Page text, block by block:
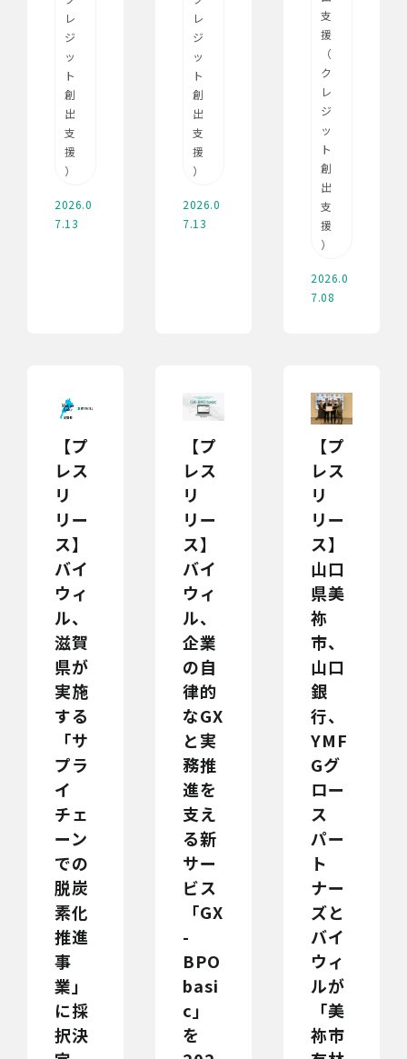
レ
ジ
ッ
ト
創
出
支
援
）
2026.0
7.13
レ
ジ
ッ
ト
創
出
支
援
）
2026.0
7.13
支
援
（
ク
レ
ジ
ッ
ト
創
出
支
援
）
2026.0
7.08
【プ
レス
リ
リー
ス】
バイ
ウィ
ル、
滋賀
県が
実施
する
「サ
プラ
イ
チェ
ーン
での
脱炭
素化
推進
事
業」
に採
択決
【プ
レス
リ
リー
ス】
バイ
ウィ
ル、
企業
の自
律的
なGX
と実
務推
進を
支え
る新
サー
ビス
「GX
-
BPO
basi
c」
を
【プ
レス
リ
リー
ス】
山口
県美
祢
市、
山口
銀
行、
YMF
Gグ
ロー
ス
パー
ト
ナー
ズと
バイ
ウィ
ルが
「美
祢市